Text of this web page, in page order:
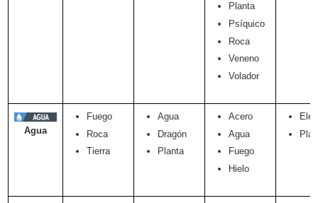
Planta
Psíquico
Roca
Veneno
Volador
Agua
Fuego
Roca
Tierra
Agua
Dragón
Planta
Acero
Agua
Fuego
Hielo